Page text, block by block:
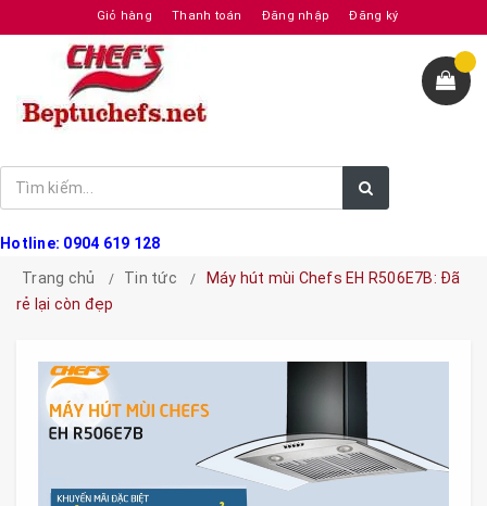
Giỏ hàng Thanh toán Đăng nhập Đăng ký
Hotline: 0904 619 128
Trang chủ
Tin tức
Máy hút mùi Chefs EH R506E7B: Đã
rẻ lại còn đẹp